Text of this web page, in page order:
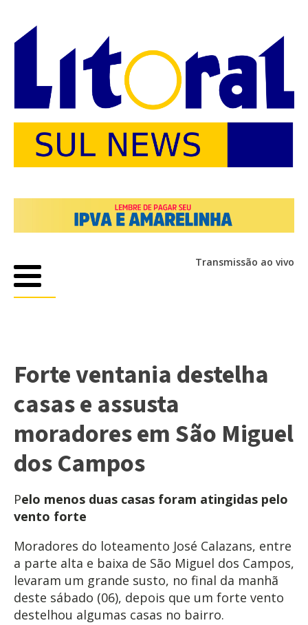
Transmissão ao vivo
Forte ventania destelha
casas e assusta
moradores em São Miguel
dos Campos
Pelo menos duas casas foram atingidas pelo
vento forte
Moradores do loteamento José Calazans, entre
a parte alta e baixa de São Miguel dos Campos,
levaram um grande susto, no final da manhã
deste sábado (06), depois que um forte vento
destelhou algumas casas no bairro.